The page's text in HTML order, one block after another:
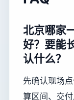
北京哪家
好？要能
认什么？
先确认现场
算区间、交